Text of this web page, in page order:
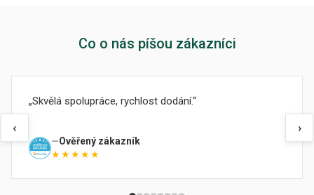
Co o nás píšou zákazníci
‹
Skvělá spolupráce, rychlost dodání.
Ověřený zákazník
★★★★★
›